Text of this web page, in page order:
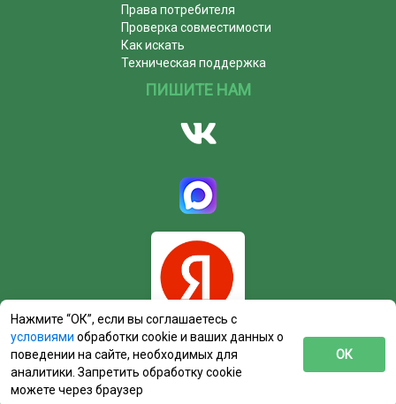
Права потребителя
Проверка совместимости
Как искать
Техническая поддержка
ПИШИТЕ НАМ
Нажмите “ОК”, если вы соглашаетесь с
условиями обработки cookie и ваших данных о
поведении на сайте, необходимых для
аналитики. Запретить обработку cookie
можете через браузер
ОК